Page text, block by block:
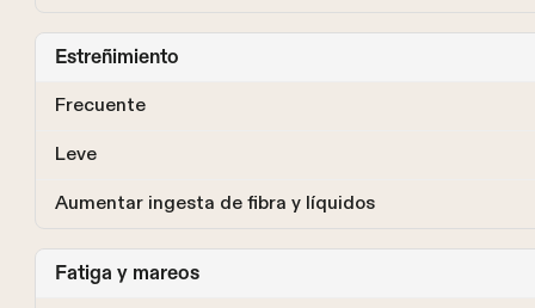
Estreñimiento
Frecuente
Leve
Aumentar ingesta de fibra y líquidos
Fatiga y mareos